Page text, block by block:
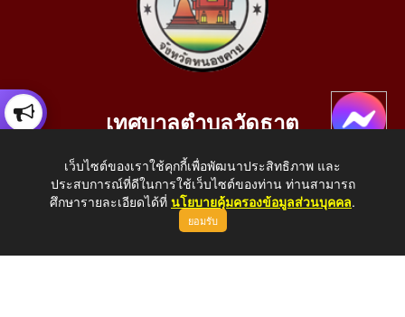
เทศบาลตำบลวัดธาตุ
อ.เมือง จ.หนองคาย 43000
โทรศัพท์: 042-414758 โทรสาร: 042-414759
E-Mail: saraban_05430110@dla.go.th
เว็บไซต์ของเราใช้คุกกี้เพื่อพัฒนาประสิทธิภาพ และ
ประสบการณ์ที่ดีในการใช้เว็บไซต์ของท่าน ท่านสามารถ
ศึกษารายละเอียดได้ที่ นโยบายคุ้มครองข้อมูลส่วนบุคคล.
ยอมรับ